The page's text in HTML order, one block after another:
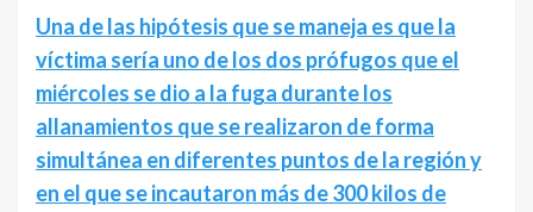
Una de las hipótesis que se maneja es que la
víctima sería uno de los dos prófugos que el
miércoles se dio a la fuga durante los
allanamientos que se realizaron de forma
simultánea en diferentes puntos de la región y
en el que se incautaron más de 300 kilos de